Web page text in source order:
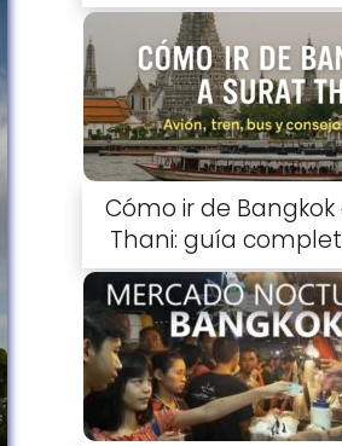
Cómo ir de Bangkok
Thani: guía